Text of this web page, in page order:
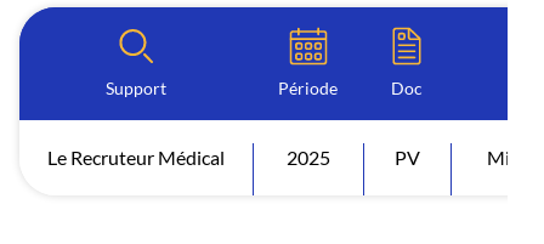
Support Période Doc
Le Recruteur Médical 2025 PV Mise